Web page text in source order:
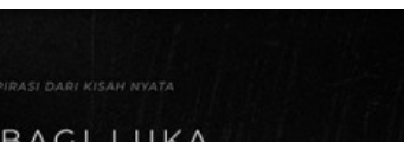
Menghadap